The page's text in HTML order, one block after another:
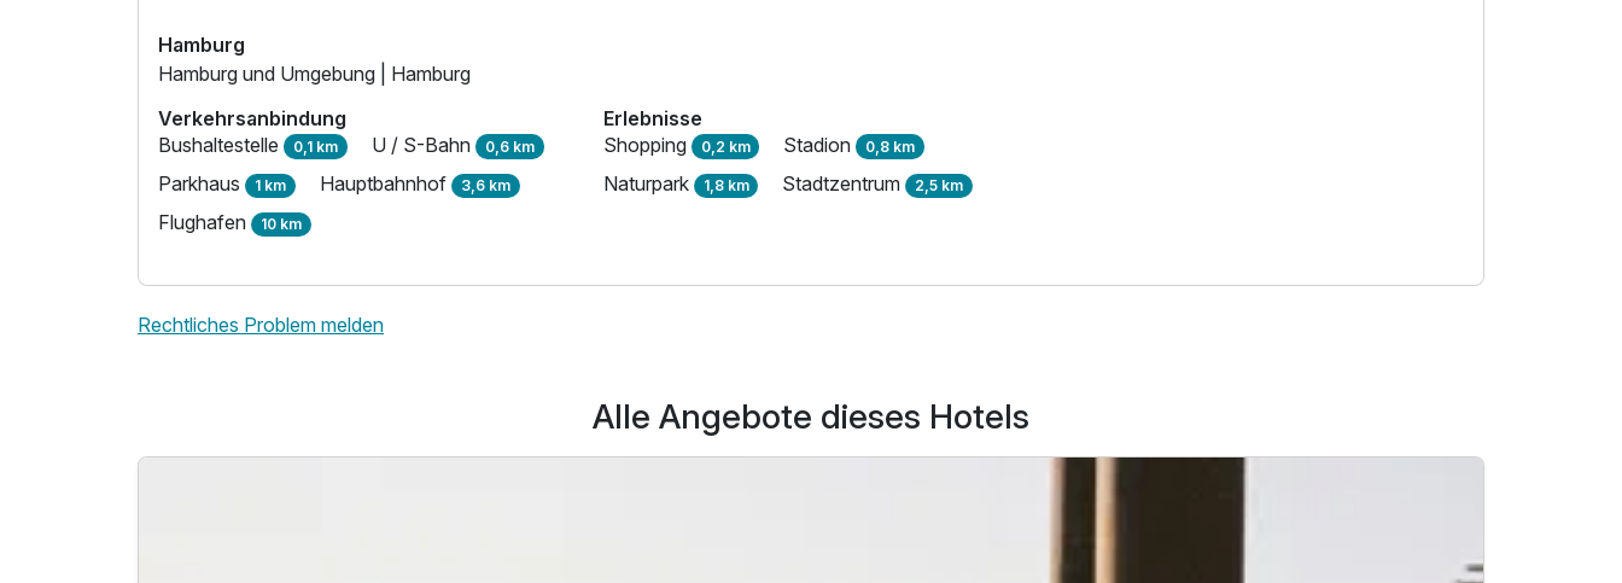
Hamburg
Hamburg und Umgebung | Hamburg
Verkehrsanbindung
Bushaltestelle 0,1 km U / S-Bahn 0,6 km
Parkhaus 1 km Hauptbahnhof 3,6 km
Flughafen 10 km
Erlebnisse
Shopping
0,2 km Stadion 0,8 km
Naturpark 1,8 km Stadtzentrum 2,5 km
Rechtliches Problem melden
Alle Angebote dieses Hotels